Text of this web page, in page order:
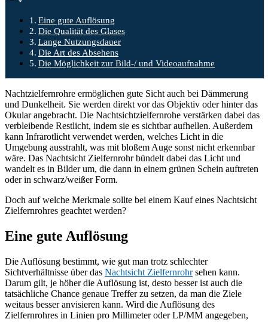
Eine gute Auflösung
Die Qualität des Glases
Lange Nutzungsdauer
Die Art des Absehens
Die Möglichkeit zur Bild-/ und Videoaufnahme
Nachtzielfernrohre ermöglichen gute Sicht auch bei Dämmerung
und Dunkelheit. Sie werden direkt vor das Objektiv oder hinter das
Okular angebracht. Die Nachtsichtzielfernrohe verstärken dabei das
verbleibende Restlicht, indem sie es sichtbar aufhellen. Außerdem
kann Infrarotlicht verwendet werden, welches Licht in die
Umgebung ausstrahlt, was mit bloßem Auge sonst nicht erkennbar
wäre. Das Nachtsicht Zielfernrohr bündelt dabei das Licht und
wandelt es in Bilder um, die dann in einem grünen Schein auftreten
oder in schwarz/weißer Form.
Doch auf welche Merkmale sollte bei einem Kauf eines Nachtsicht
Zielfernrohres geachtet werden?
Eine gute Auflösung
Die Auflösung bestimmt, wie gut man trotz schlechter
Sichtverhältnisse über das Nachtsicht Zielfernrohrsehen kann.
Darum gilt, je höher die Auflösung ist, desto besser ist auch die
tatsächliche Chance genaue Treffer zu setzen, da man die Ziele
weitaus besser anvisieren kann. Wird die Auflösung des
Zielfernrohres in Linien pro Millimeter oder LP/MM angegeben,